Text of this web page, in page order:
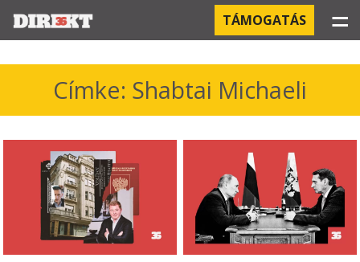
PROJEKTEK
KÓRHÁZI FERTŐZÉSEK
ORBÁN ÉS A GAZDASÁG
KÍNAI NEGYED
OROSZ KAPCSOLATOK
TÁMOGATÁS ☰
Címke: Shabtai Michaeli